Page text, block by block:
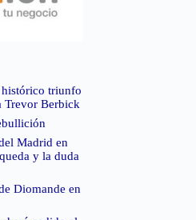
triunfo
Trevor Berbick
Madrid en
y la duda
Diomande en